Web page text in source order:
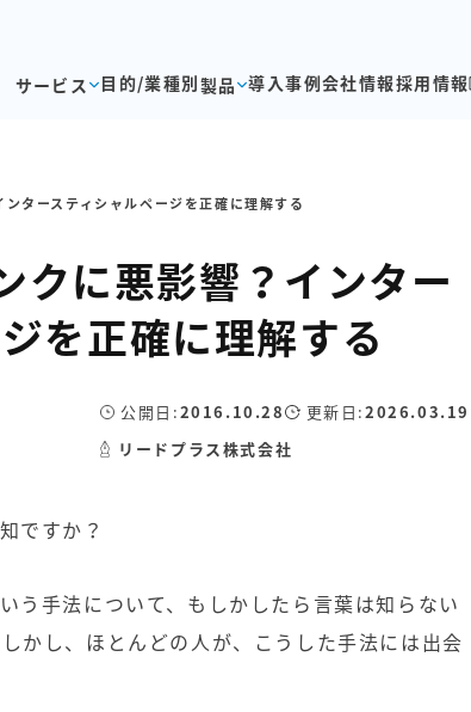
サービス 目的/業種別製品 導入事例会社情報採用情報
タースティシャルページを正確に理解する
クに悪影響？インター
を正確に理解する
公開日:2016.10.28 更新日:2026.03.19
リードプラス株式会社
ですか？
う手法について、もしかしたら言葉は知らない
かし、ほとんどの人が、こうした手法には出会